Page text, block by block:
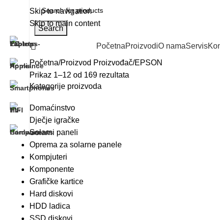
Skip to navigation
Skip to main content
Search
PočetnaProizvodiO namaServis
Početna Proizvod Proizvođač EPSON
Prikaz 1–12 od 169 rezultata
Kategorije proizvoda
Domaćinstvo
Dječje igračke
Solarni paneli
Oprema za solarne panele
Kompjuteri
Komponente
Grafičke kartice
Hard diskovi
HDD ladica
SSD diskovi